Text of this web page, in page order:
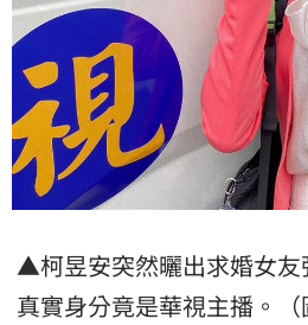
▲柯昱安突然曬出求婚女友
真實身分竟是華視主播。